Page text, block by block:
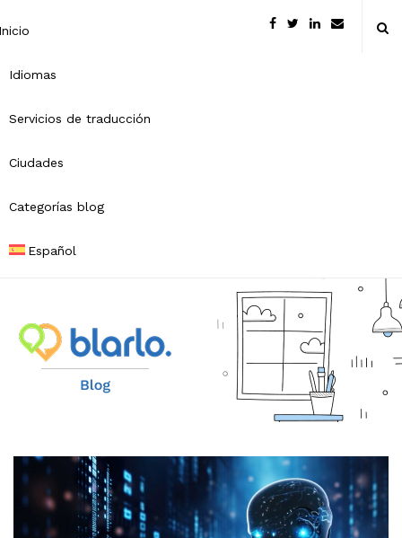
Idiomas
Servicios de traducción
Ciudades
Categorías blog
Español
B
r
l